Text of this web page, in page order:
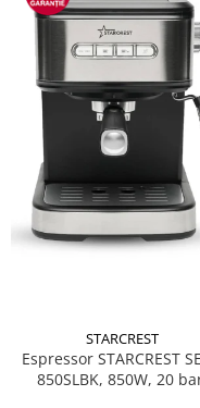
STARCREST
Espressor STARCREST
850SLBK, 850W, 20